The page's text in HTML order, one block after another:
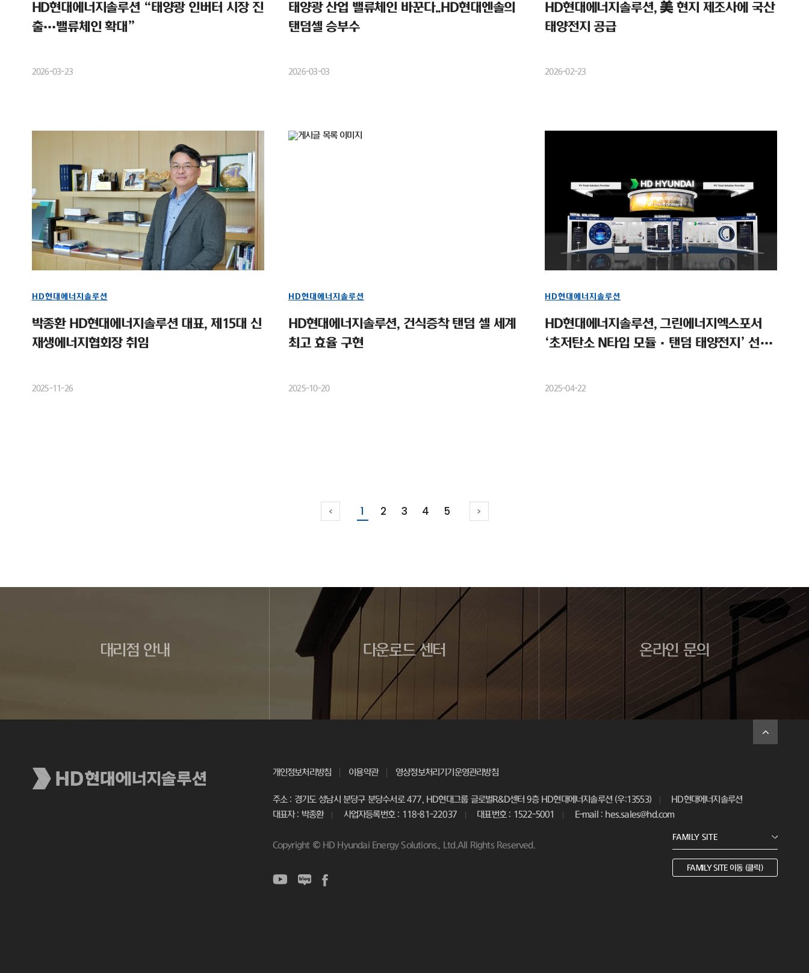
HD현대에너지솔루션 “태양광 인버터 시장 진
출…밸류체인 확대”
2026-03-23
태양광 산업 밸류체인 바꾼다..HD현대엔솔의
탠덤셀 승부수
2026-03-03
HD현대에너지솔루션, 美 현지 제조사에 국산
태양전지 공급
2026-02-23
HD현대에너지솔루션
박종환 HD현대에너지솔루션 대표, 제15대 신
재생에너지협회장 취임
2025-11-26
HD현대에너지솔루션
HD현대에너지솔루션, 건식증착 탠덤 셀 세계
최고 효율 구현
2025-10-20
HD현대에너지솔루션
HD현대에너지솔루션, 그린에너지엑스포서
‘초저탄소 N타입 모듈·탠덤 태양전지’ 선보
2025-04-22
1 2 3 4 5
대리점 안내 다운로드 센터 온라인 문의
개인정보처리방침 이용약관 영상정보처리기기운영관리방침
주소 : 경기도 성남시 분당구 분당수서로 477, HD현대그룹 글로벌R&D센터 9층 HD현대에너지솔루션 (우:13553)
HD현대에너지솔루션
대표자 : 박종환
사업자등록번호 : 118-81-22037 대표번호 : 1522-5001 E-mail : hes.sales@hd.com
Copyright © HD Hyundai Energy Solutions., Ltd.All Rights Reserved.
FAMILY SITE 이동 (클릭)